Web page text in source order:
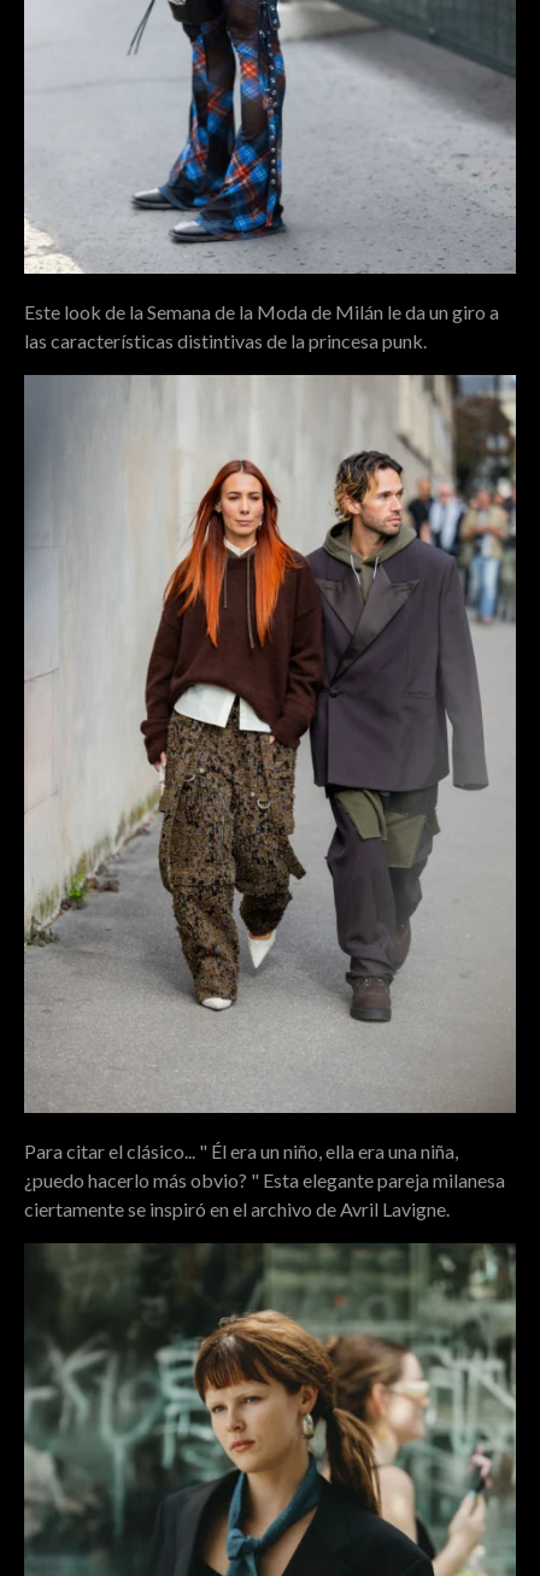
Este look de la Semana de la Moda de Milán le da un giro a
las características distintivas de la princesa punk.
Para citar el clásico... " Él era un niño, ella era una niña,
¿puedo hacerlo más obvio? " Esta elegante pareja milanesa
ciertamente se inspiró en el archivo de Avril Lavigne.